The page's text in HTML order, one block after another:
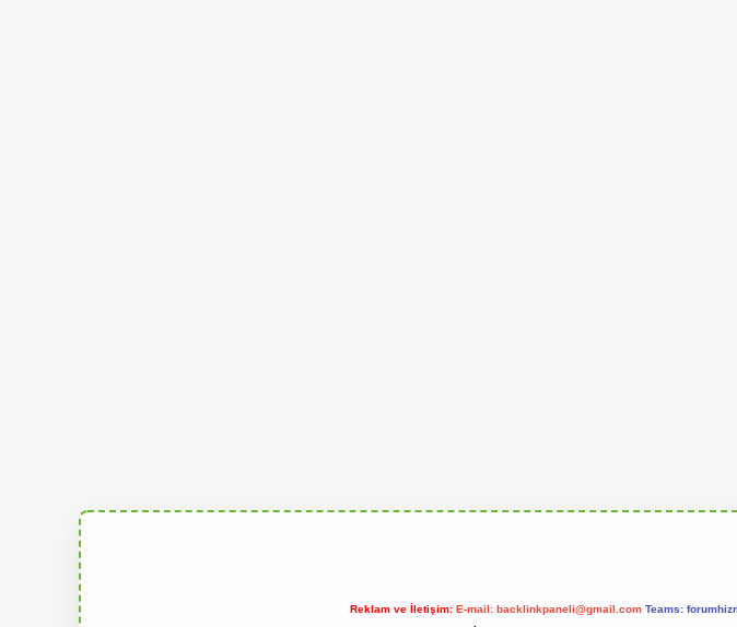
Reklam ve İletişim: E-mail: backlinkpaneli@gmail.com Teams: